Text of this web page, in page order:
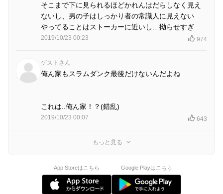
そこまで下に見られるほどかれんはだらしなく見え
ないし、男の子はしっかり者の常識人に見えない
やってることはストーカーに近いし…拗らせすぎ
2019/10/23 00:23 974
ゲストさん
俺ん家もスラムダンク最後だけないんだよね
これは..俺ん家！？(錯乱)
2019/10/23 00:07 643
もっと見る
App Storeはこちら Google Playはこちら